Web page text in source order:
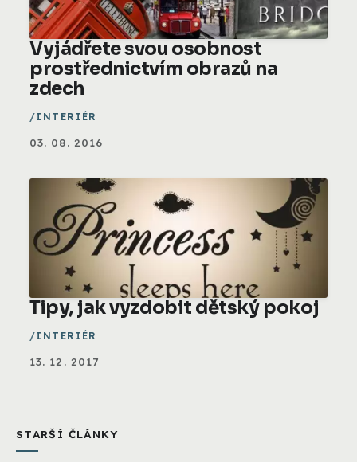
Vyjádřete svou osobnost
prostřednictvím obrazů na
zdech
INTERIÉR
03. 08. 2016
Tipy, jak vyzdobit dětský pokoj
INTERIÉR
13. 12. 2017
STARŠÍ ČLÁNKY